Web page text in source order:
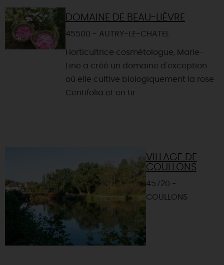
DOMAINE DE BEAU-LIÈVRE
45500 - AUTRY-LE-CHATEL
Horticultrice cosmétologue, Marie-
Line a créé un domaine d'exception
où elle cultive biologiquement la rose
Centifolia et en tir...
VILLAGE DE
COULLONS
45720 -
COULLONS